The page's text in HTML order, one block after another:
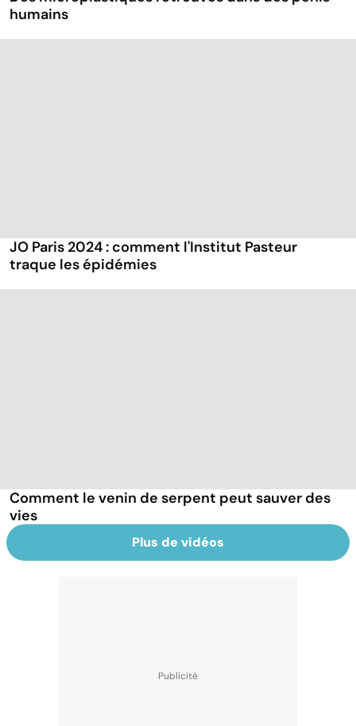
humains
JO Paris 2024 : comment l'Institut Pasteur
traque les épidémies
Comment le venin de serpent peut sauver des
vies
Plus de vidéos